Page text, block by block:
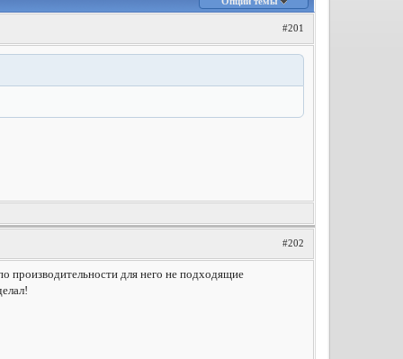
#201
#202
производительности для него не подходящие